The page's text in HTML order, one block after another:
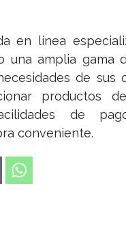
en línea
una amplia gama
de sus
productos
de
conveniente.